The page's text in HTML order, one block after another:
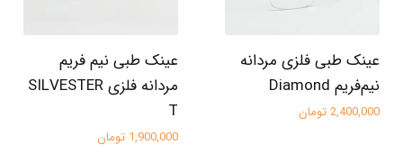
عینک طبی فلزی مردانه
نیم‌فریم Diamond
2,400,000 تومان
عینک طبی نیم فریم
مردانه فلزی SILVESTER
T
1,900,000 تومان